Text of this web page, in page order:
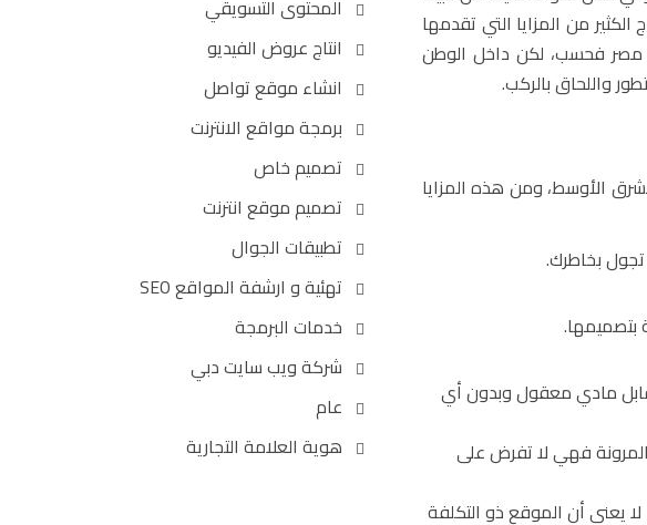
من المزايا التي تقدمها
مصر فحسب، لكن داخل الوطن
واللحاق بالركب.
الأوسط، ومن هذه المزايا
بخاطرك.
بتصميمها.
مادي معقول وبدون أي
فهي لا تفرض على
يعني أن الموقع ذو التكلفة
المحتوى التسويقي
انتاج عروض الفيديو
انشاء موقع تواصل
برمجة مواقع الانترنت
تصميم خاص
تصميم موقع انترنت
تطبيقات الجوال
تهئية و ارشفة المواقع SEO
خدمات البرمجة
شركة ويب سايت دبي
عام
هوية العلامة التجارية